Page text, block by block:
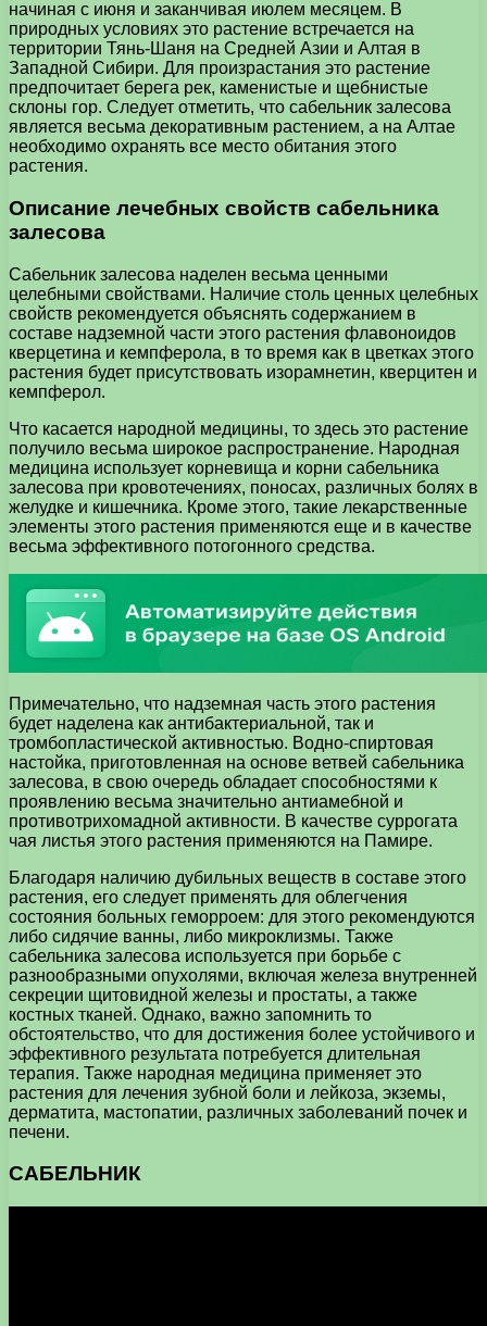
начиная с июня и заканчивая июлем месяцем. В
природных условиях это растение встречается на
территории Тянь-Шаня на Средней Азии и Алтая в
Западной Сибири. Для произрастания это растение
предпочитает берега рек, каменистые и щебнистые
склоны гор. Следует отметить, что сабельник залесова
является весьма декоративным растением, а на Алтае
необходимо охранять все место обитания этого
растения.
Описание лечебных свойств сабельника
залесова
Сабельник залесова наделен весьма ценными
целебными свойствами. Наличие столь ценных целебных
свойств рекомендуется объяснять содержанием в
составе надземной части этого растения флавоноидов
кверцетина и кемпферола, в то время как в цветках этого
растения будет присутствовать изорамнетин, кверцитен и
кемпферол.
Что касается народной медицины, то здесь это растение
получило весьма широкое распространение. Народная
медицина использует корневища и корни сабельника
залесова при кровотечениях, поносах, различных болях в
желудке и кишечника. Кроме этого, такие лекарственные
элементы этого растения применяются еще и в качестве
весьма эффективного потогонного средства.
Примечательно, что надземная часть этого растения
будет наделена как антибактериальной, так и
тромбопластической активностью. Водно-спиртовая
настойка, приготовленная на основе ветвей сабельника
залесова, в свою очередь обладает способностями к
проявлению весьма значительно антиамебной и
противотрихомадной активности. В качестве суррогата
чая листья этого растения применяются на Памире.
Благодаря наличию дубильных веществ в составе этого
растения, его следует применять для облегчения
состояния больных геморроем: для этого рекомендуются
либо сидячие ванны, либо микроклизмы. Также
сабельника залесова используется при борьбе с
разнообразными опухолями, включая железа внутренней
секреции щитовидной железы и простаты, а также
костных тканей. Однако, важно запомнить то
обстоятельство, что для достижения более устойчивого и
эффективного результата потребуется длительная
терапия. Также народная медицина применяет это
растения для лечения зубной боли и лейкоза, экземы,
дерматита, мастопатии, различных заболеваний почек и
печени.
САБЕЛЬНИК